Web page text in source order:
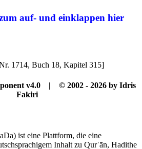
auf- und einklappen hier
1714, Buch 18, Kapitel 315]
v4.0 | © 2002 - 2026 by Idris
Fakiri
ist eine Plattform, die eine
Inhalt zu Qurʾān, Hadithe